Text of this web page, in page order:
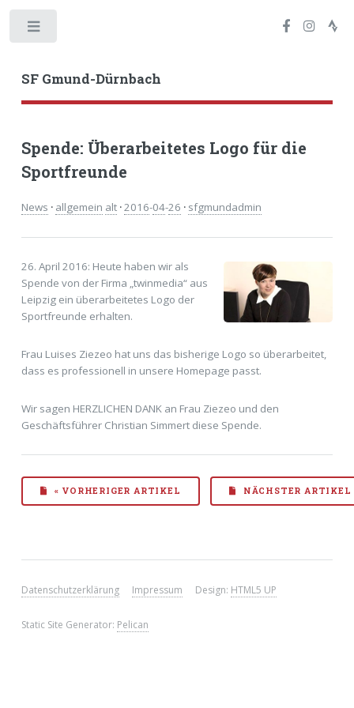
SF Gmund-Dürnbach
Spende: Überarbeitetes Logo für die
Sportfreunde
News · allgemein alt ·2016-04-26 · sfgmundadmin
26. April 2016: Heute haben wir als
Spende von der Firma „twinmedia“ aus
Leipzig ein überarbeitetes Logo der
Sportfreunde erhalten.
Frau Luises Ziezeo hat uns das bisherige Logo so überarbeitet,
dass es professionell in unsere Homepage passt.
Wir sagen HERZLICHEN DANK an Frau Ziezeo und den
Geschäftsführer Christian Simmert diese Spende.
« VORHERIGER ARTIKEL NÄCHSTER ARTIKEL
Datenschutzerklärung Impressum Design: HTML5 UP
Static Site Generator: Pelican